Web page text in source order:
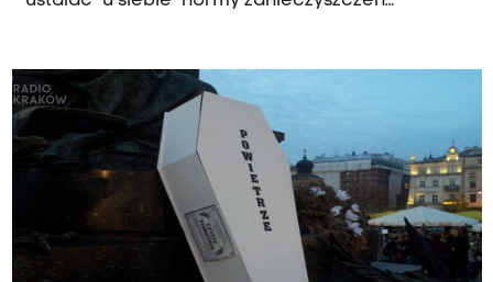
wywietrzyć ze smogu Kraków, a ułatwić to może
nowelizacja Prawa Ochrony Środowiska.